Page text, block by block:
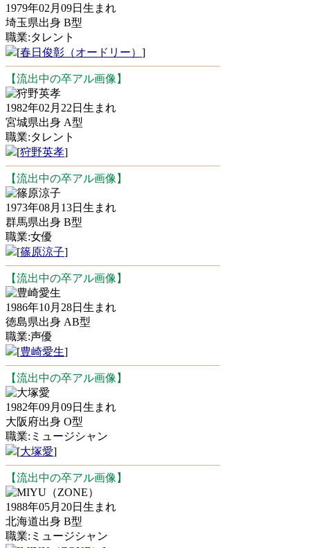
1979年02月09日生まれ
埼玉県出身 B型
職業:タレント
[春日俊彰（オードリー） ]
【流出中の卒アル画像】
狩野英孝
1982年02月22日生まれ
宮城県出身 A型
職業:タレント
[狩野英孝]
【流出中の卒アル画像】
篠原涼子
1973年08月13日生まれ
群馬県出身 B型
職業:女優
[篠原涼子]
【流出中の卒アル画像】
豊崎愛生
1986年10月28日生まれ
徳島県出身 AB型
職業:声優
[豊崎愛生]
【流出中の卒アル画像】
大塚愛
1982年09月09日生まれ
大阪府出身 O型
職業:ミュージシャン
[大塚愛]
【流出中の卒アル画像】
MIYU（ZONE）
1988年05月20日生まれ
北海道出身 B型
職業:ミュージシャン